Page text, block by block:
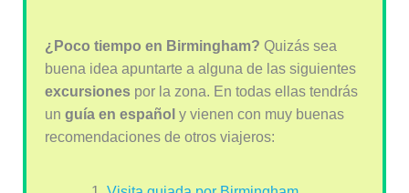
¿Poco tiempo en Birmingham? Quizás sea
buena idea apuntarte a alguna de las siguientes
excursionespor la zona. En todas ellas tendrás
un guía en español y vienen con muy buenas
recomendaciones de otros viajeros: